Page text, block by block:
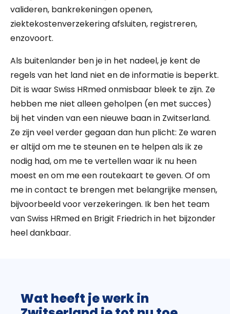
valideren, bankrekeningen openen,
ziektekostenverzekering afsluiten, registreren,
enzovoort.
Als buitenlander ben je in het nadeel, je kent de
regels van het land niet en de informatie is beperkt.
Dit is waar Swiss HRmed onmisbaar bleek te zijn. Ze
hebben me niet alleen geholpen (en met succes)
bij het vinden van een nieuwe baan in Zwitserland.
Ze zijn veel verder gegaan dan hun plicht: Ze waren
er altijd om me te steunen en te helpen als ik ze
nodig had, om me te vertellen waar ik nu heen
moest en om me een routekaart te geven. Of om
me in contact te brengen met belangrijke mensen,
bijvoorbeeld voor verzekeringen. Ik ben het team
van Swiss HRmed en Brigit Friedrich in het bijzonder
heel dankbaar.
Wat heeft je werk in